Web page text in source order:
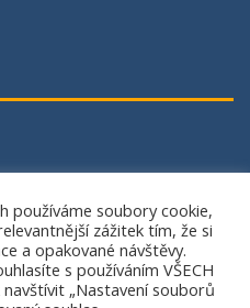
používáme soubory cookie,
zážitek tím, že si
a opakované návštěvy.
s používáním VŠECH
„Nastavení souborů